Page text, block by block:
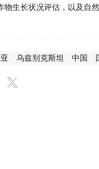
物生长状况评估，以及自
乌兹别克斯坦 中国